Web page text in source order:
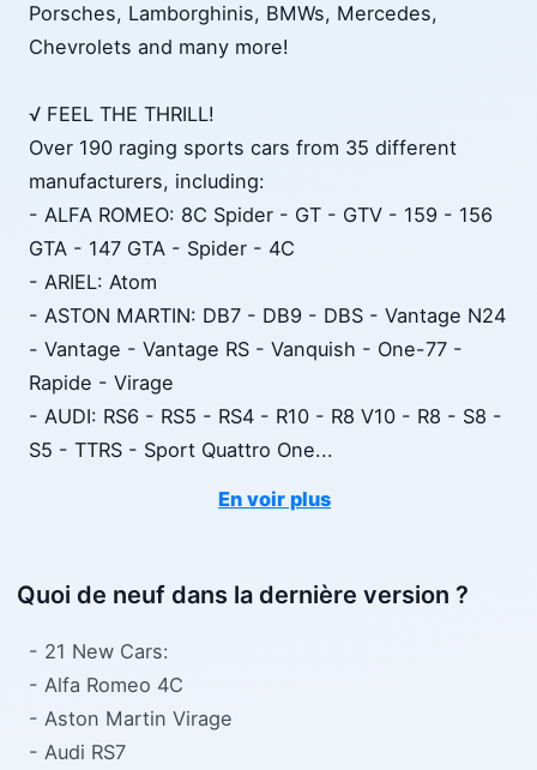
Porsches, Lamborghinis, BMWs, Mercedes,
Chevrolets and many more!
√ FEEL THE THRILL!
Over 190 raging sports cars from 35 different
manufacturers, including:
- ALFA ROMEO: 8C Spider - GT - GTV - 159 - 156
GTA - 147 GTA - Spider - 4C
- ARIEL: Atom
- ASTON MARTIN: DB7 - DB9 - DBS - Vantage N24
- Vantage - Vantage RS - Vanquish - One-77 -
Rapide - Virage
- AUDI: RS6 - RS5 - RS4 - R10 - R8 V10 - R8 - S8 -
S5 - TTRS - Sport Quattro One...
En voir plus
Quoi de neuf dans la dernière version ?
- 21 New Cars:
- Alfa Romeo 4C
- Aston Martin Virage
- Audi RS7